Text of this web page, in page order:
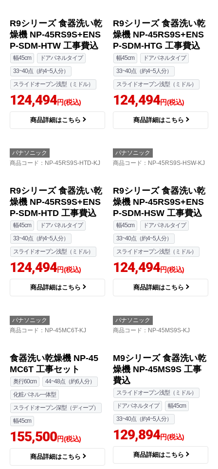
R9シリーズ 食器洗い乾
燥機 NP-45RS9S+ENS
P-SDM-HTW 工事費込
幅45cm
ドアパネルタイプ
33~40点（約4~5人分）
スライドオープン浅型（ミドル）
124,494円(税込)
商品詳細はこちら
R9シリーズ 食器洗い乾
燥機 NP-45RS9S+ENS
P-SDM-HTG 工事費込
幅45cm
ドアパネルタイプ
33~40点（約4~5人分）
スライドオープン浅型（ミドル）
124,494円(税込)
商品詳細はこちら
パナソニック
商品コード ：NP-45RS9S-HTD-KJ
R9シリーズ 食器洗い乾
燥機 NP-45RS9S+ENS
P-SDM-HTD 工事費込
幅45cm
ドアパネルタイプ
33~40点（約4~5人分）
スライドオープン浅型（ミドル）
124,494円(税込)
商品詳細はこちら
パナソニック
商品コード ：NP-45RS9S-HSW-KJ
R9シリーズ 食器洗い乾
燥機 NP-45RS9S+ENS
P-SDM-HSW 工事費込
幅45cm
ドアパネルタイプ
33~40点（約4~5人分）
スライドオープン浅型（ミドル）
124,494円(税込)
商品詳細はこちら
パナソニック
商品コード ：NP-45MC6T-KJ
食器洗い乾燥機 NP-45
MC6T 工事セット
奥行60cm
44~48点（約6人分）
化粧パネル一体型
スライドオープン深型（ディープ）
幅45cm
155,500円(税込)
商品詳細はこちら
パナソニック
商品コード ：NP-45MS9S-KJ
M9シリーズ 食器洗い乾
燥機 NP-45MS9S 工事
費込
スライドオープン浅型（ミドル）
ドアパネルタイプ
幅45cm
33~40点（約4~5人分）
129,894円(税込)
商品詳細はこちら